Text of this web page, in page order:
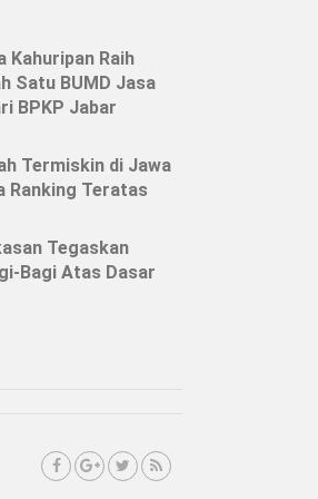
Kahuripan Raih
Satu BUMD Jasa
BPKP Jabar
Termiskin di Jawa
Ranking Teratas
Tegaskan
Bagi Atas Dasar